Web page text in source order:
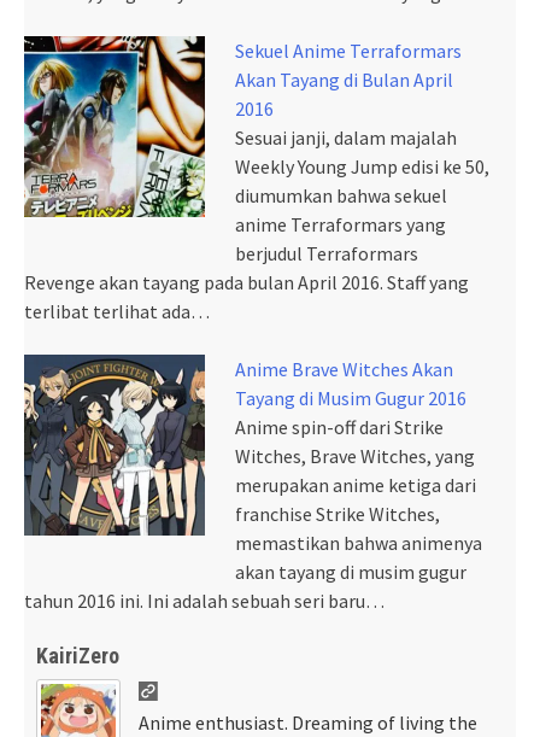
Sekuel Anime Terraformars
Akan Tayang di Bulan April
2016
Sesuai janji, dalam majalah
Weekly Young Jump edisi ke 50,
diumumkan bahwa sekuel
anime Terraformars yang
berjudul Terraformars
Revenge akan tayang pada bulan April 2016. Staff yang
terlibat terlihat ada…
Anime Brave Witches Akan
Tayang di Musim Gugur 2016
Anime spin-off dari Strike
Witches, Brave Witches, yang
merupakan anime ketiga dari
franchise Strike Witches,
memastikan bahwa animenya
akan tayang di musim gugur
tahun 2016 ini. Ini adalah sebuah seri baru…
KairiZero
Anime enthusiast. Dreaming of living the